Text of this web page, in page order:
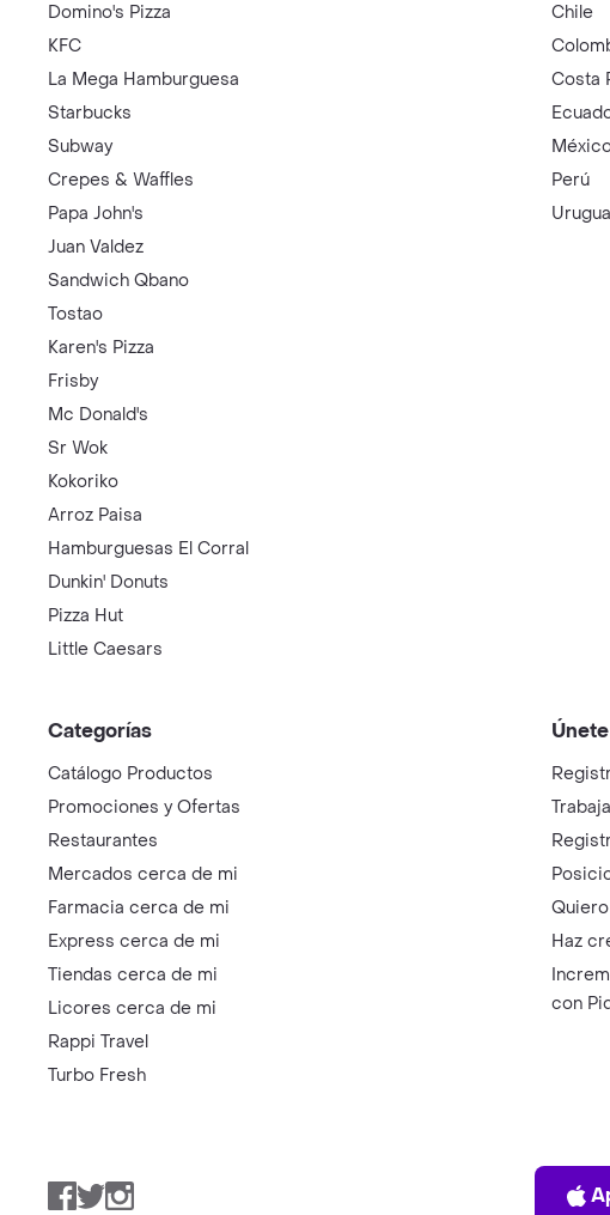
Domino's Pizza
KFC
La Mega Hamburguesa
Starbucks
Subway
Crepes & Waffles
Papa John's
Juan Valdez
Sandwich Qbano
Tostao
Karen's Pizza
Frisby
Mc Donald's
Sr Wok
Kokoriko
Arroz Paisa
Hamburguesas El Corral
Dunkin' Donuts
Pizza Hut
Little Caesars
Chile
Costa
Perú
Categorías
Catálogo Productos
Promociones y Ofertas
Restaurantes
Mercados cerca de mi
Farmacia cerca de mi
Express cerca de mi
Tiendas cerca de mi
Licores cerca de mi
Rappi Travel
Turbo Fresh
Haz
con
Facebook
TwitterInstagram